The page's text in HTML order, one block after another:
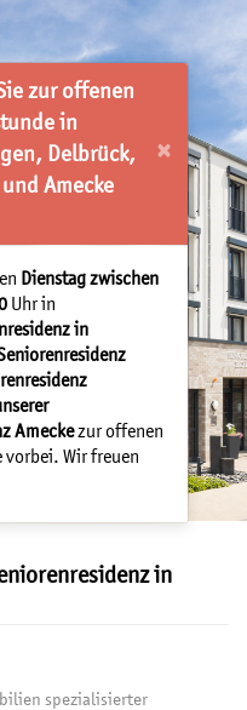
zur offenen
in
Delbrück,
Amecke
×
Dienstag zwischen
Uhr in
in
Ameckezur offenen
vorbei. Wir freuen
Laasphe
in
spezialisierter